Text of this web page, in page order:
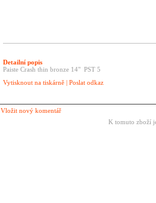
Detailní popis
Paiste Crash thin bronze 14" PST 5
Vytisknout na tiskárně | Poslat odkaz
Vložit nový komentář
K tomuto zboží